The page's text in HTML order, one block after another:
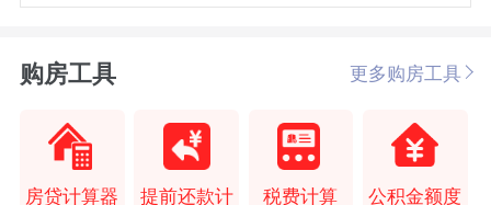
购房工具 更多购房工具
房贷计算器 提前还款计 税费计算 公积金额度